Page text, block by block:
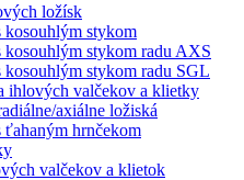
ložísk
kosouhlým stykom
kosouhlým stykom radu AXS
kosouhlým stykom radu SGL
ihlových valčekov a klietky
axiálne ložiská
ťahaným hrnčekom
valčekov a klietok